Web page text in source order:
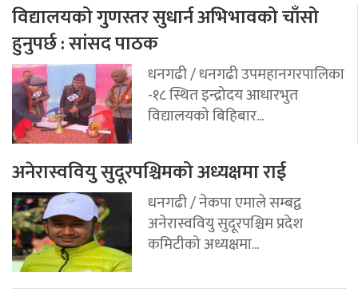
विद्यालयको गुणस्तर सुधार्न अभिभावको चाँसो
हुनुपर्छ : सांसद पाठक
धनगढी / धनगढी उपमहानगरपालिका
-१८ स्थित इन्द्रोदय आधारभुत
विद्यालयको बिहिबार...
अनेरास्ववियु सुदूरपश्चिमको अध्यक्षमा राई
धनगढी / नेकपा एमाले सम्बद्व
अनेरास्ववियु सुदूरपश्चिम प्रदेश
कमिटीको अध्यक्षमा...